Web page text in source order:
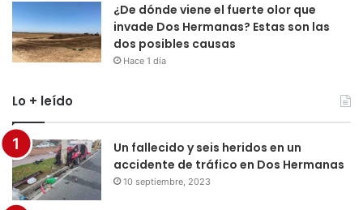
¿De dónde viene el fuerte olor que
invade Dos Hermanas? Estas son las
dos posibles causas
Hace 1 día
Lo + leído
Un fallecido y seis heridos en un
accidente de tráfico en Dos Hermanas
10 septiembre, 2023